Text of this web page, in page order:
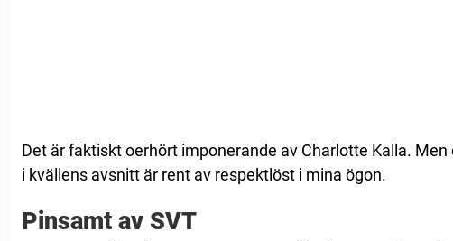
Det är faktiskt oerhört imponerande av Charlotte Kalla. Men
i kvällens avsnitt är rent av respektlöst i mina ögon.
Pinsamt av SVT